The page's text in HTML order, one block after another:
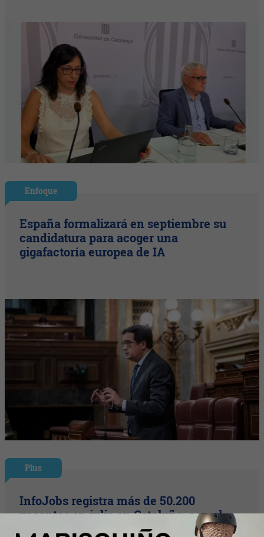
Enfoque
España formalizará en septiembre su
candidatura para acoger una
gigafactoría europea de IA
Plus
InfoJobs registra más de 50.200
vacantes en julio en Cataluña, con el
impulso de educación y formación